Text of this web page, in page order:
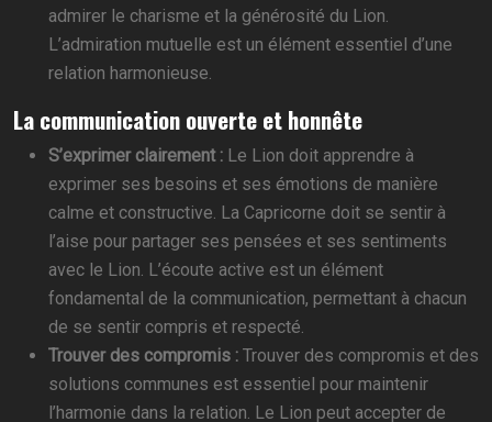
admirer le charisme et la générosité du Lion.
L’admiration mutuelle est un élément essentiel d’une
relation harmonieuse.
La communication ouverte et honnête
S’exprimer clairement : Le Lion doit apprendre à
exprimer ses besoins et ses émotions de manière
calme et constructive. La Capricorne doit se sentir à
l’aise pour partager ses pensées et ses sentiments
avec le Lion. L’écoute active est un élément
fondamental de la communication, permettant à chacun
de se sentir compris et respecté.
Trouver des compromis : Trouver des compromis et des
solutions communes est essentiel pour maintenir
l’harmonie dans la relation. Le Lion peut accepter de